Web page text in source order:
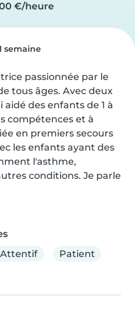
€/heure
semaine
passionnée par le
tous âges. Avec deux
des enfants de 1 à
compétences et à
en premiers secours
les enfants ayant des
l'asthme,
conditions. Je parle
Attentif Patient